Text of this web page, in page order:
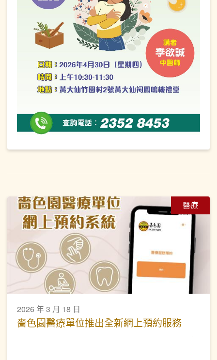
醫療
2026 年 3 月 18 日
嗇色園醫療單位推出全新網上預約服務